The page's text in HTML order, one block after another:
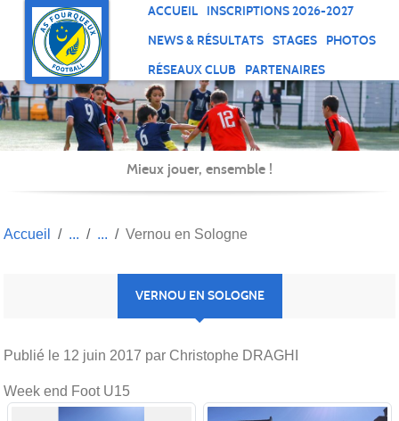
ACCUEIL
INSCRIPTIONS 2026-2027
NEWS & RÉSULTATS
STAGES
PHOTOS
RÉSEAUX CLUB
PARTENAIRES
Mieux jouer, ensemble !
Accueil Vernou en Sologne
VERNOU EN SOLOGNE
Publié le 12 juin 2017 par Christophe DRAGHI
Week end Foot U15
Panneau de gestion des cookies